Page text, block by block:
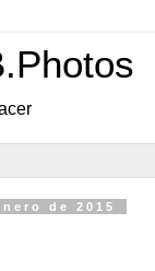
de 2015